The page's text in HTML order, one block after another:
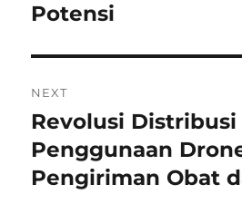
Potensi
NEXT
Next
post:
Revolusi Distribusi
Penggunaan
Pengiriman Obat